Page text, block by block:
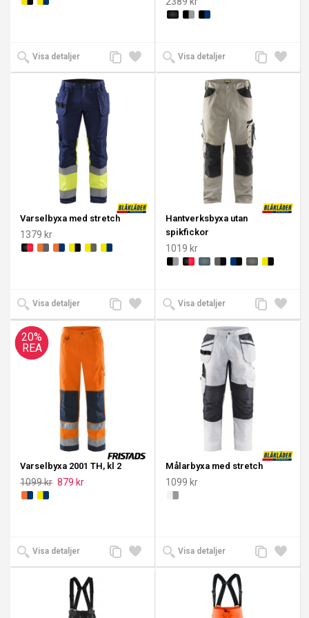
Visa detaljer
Lägg
till i
Lägg
till
Visa detaljer
Lägg
till i
Lägg
till
Varselbyxa med stretch
1379 kr
Visa detaljer
Lägg
till i
Lägg
till
Hantverksbyxa utan
spikfickor
1019 kr
Visa detaljer
Lägg
till i
Lägg
till
20%
REA
Varselbyxa 2001 TH, kl 2
1099 kr 879 kr
Visa detaljer
Lägg
till i
Lägg
till
Målarbyxa med stretch
1099 kr
Visa detaljer
Lägg
till i
Lägg
till